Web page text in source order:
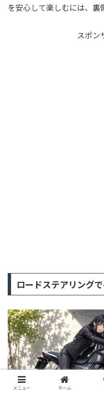
を安心して楽しむには、裏
スポン
ロードステアリング
メニュー ホーム